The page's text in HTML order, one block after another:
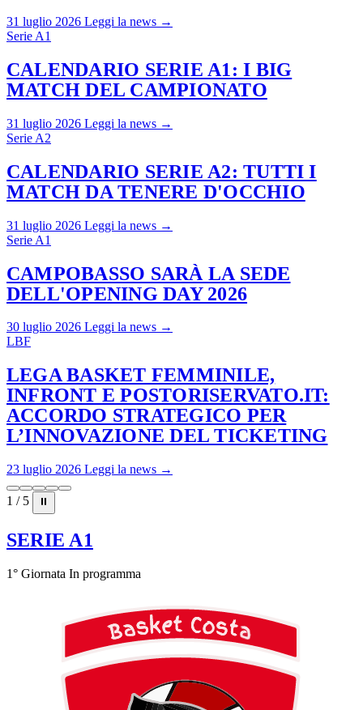
31 luglio 2026 Leggi la news →
Serie A1
CALENDARIO SERIE A1: I BIG
MATCH DEL CAMPIONATO
31 luglio 2026 Leggi la news →
Serie A2
CALENDARIO SERIE A2: TUTTI I
MATCH DA TENERE D'OCCHIO
31 luglio 2026 Leggi la news →
Serie A1
CAMPOBASSO SARÀ LA SEDE
DELL'OPENING DAY 2026
30 luglio 2026 Leggi la news →
LBF
LEGA BASKET FEMMINILE,
INFRONT E POSTORISERVATO.IT:
ACCORDO STRATEGICO PER
L’INNOVAZIONE DEL TICKETING
23 luglio 2026 Leggi la news →
1 / 5 ⏸
SERIE A1
1° Giornata In programma